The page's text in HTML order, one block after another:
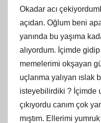
Okadar acı
açıdan. Oğlum beni
yanında bu yaşıma
alıyordum. İçimde
memelerimi okşayan
uçlarıma yalıyan ıslak
isteyebilirdiki ? İçimde
çıkıyordu canım çok
mıştım. Ellerimi